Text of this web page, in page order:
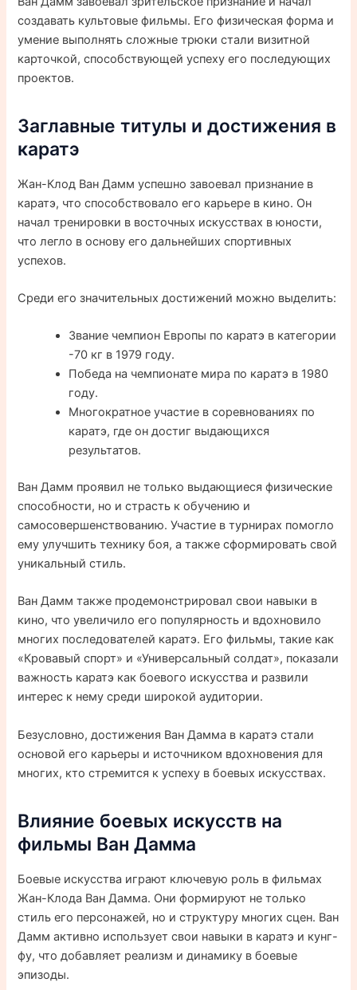
создавать культовые фильмы. Его физическая форма и
умение выполнять сложные трюки стали визитной
карточкой, способствующей успеху его последующих
проектов.
Заглавные титулы и достижения в
каратэ
Жан-Клод Ван Дамм успешно завоевал признание в
каратэ, что способствовало его карьере в кино. Он
начал тренировки в восточных искусствах в юности,
что легло в основу его дальнейших спортивных
успехов.
Среди его значительных достижений можно выделить:
Звание чемпион Европы по каратэ в категории
-70 кг в 1979 году.
Победа на чемпионате мира по каратэ в 1980
году.
Многократное участие в соревнованиях по
каратэ, где он достиг выдающихся
результатов.
Ван Дамм проявил не только выдающиеся физические
способности, но и страсть к обучению и
самосовершенствованию. Участие в турнирах помогло
ему улучшить технику боя, а также сформировать свой
уникальный стиль.
Ван Дамм также продемонстрировал свои навыки в
кино, что увеличило его популярность и вдохновило
многих последователей каратэ. Его фильмы, такие как
«Кровавый спорт» и «Универсальный солдат», показали
важность каратэ как боевого искусства и развили
интерес к нему среди широкой аудитории.
Безусловно, достижения Ван Дамма в каратэ стали
основой его карьеры и источником вдохновения для
многих, кто стремится к успеху в боевых искусствах.
Влияние боевых искусств на
фильмы Ван Дамма
Боевые искусства играют ключевую роль в фильмах
Жан-Клода Ван Дамма. Они формируют не только
стиль его персонажей, но и структуру многих сцен. Ван
Дамм активно использует свои навыки в каратэ и кунг-
фу, что добавляет реализм и динамику в боевые
эпизоды.